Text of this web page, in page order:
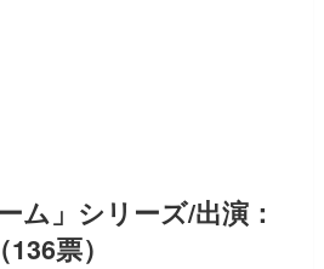
ム」シリーズ/出演：
票）